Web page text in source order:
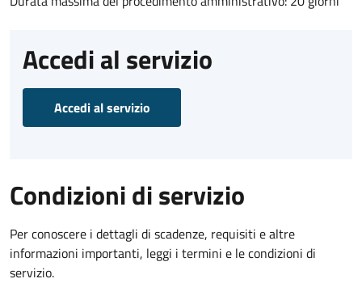
Accedi al servizio
Accedi al servizio
Condizioni di servizio
Per conoscere i dettagli di scadenze, requisiti e altre
informazioni importanti, leggi i termini e le condizioni di
servizio.